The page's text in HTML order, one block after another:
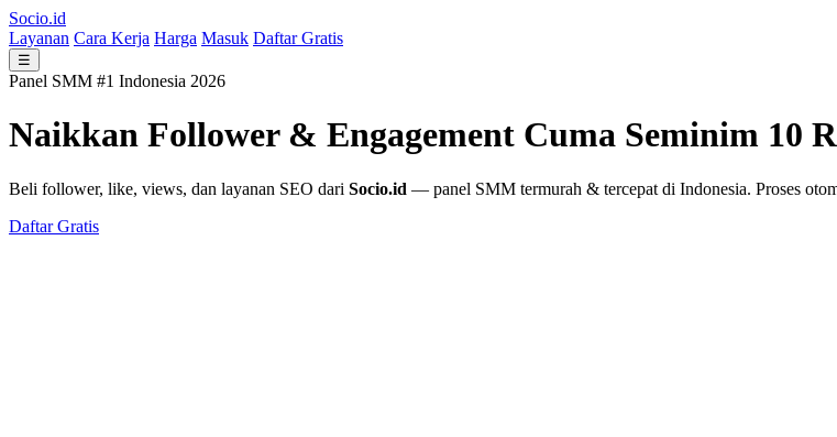
Socio.id
Layanan Cara Kerja Harga Masuk Daftar Gratis
☰
Panel SMM #1 Indonesia 2026
Naikkan Follower & Engagement Cuma Seminim 10
Beli follower, like, views, dan layanan SEO dari Socio.id — panel SMM termurah & tercepat di Indonesia. Proses
Daftar Gratis